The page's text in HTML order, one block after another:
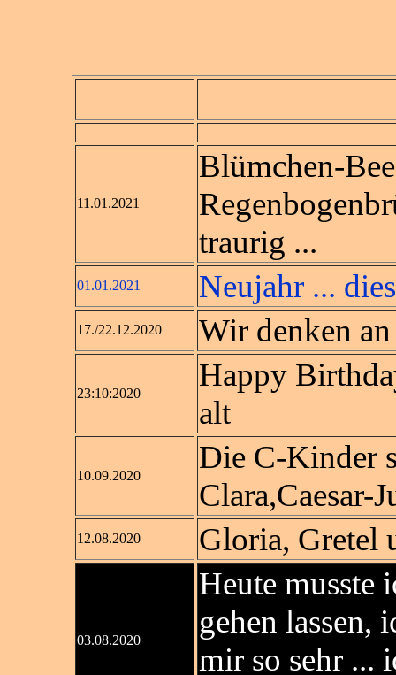
11.01.2021
Blümchen-
traurig ...
01.01.2021 Neujahr ...
17./22.12.2020 Wir denken
23:10:2020
Happy
alt
10.09.2020
Die C-Kinder
Clara,Caesar-
12.08.2020 Gloria, Gretel
03.08.2020
Heute musste
gehen lassen,
mir so sehr ...